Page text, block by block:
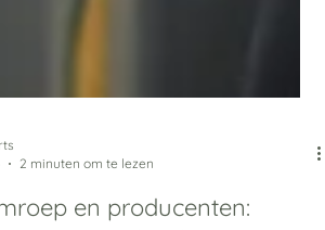
2 minuten om te lezen